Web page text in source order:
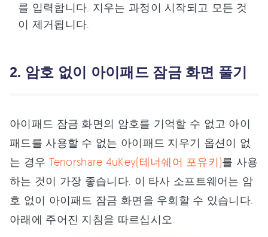
를 입력합니다. 지우는 과정이 시작되고 모든 것
이 제거됩니다.
2. 암호 없이 아이패드 잠금 화면 풀기
아이패드 잠금 화면의 암호를 기억할 수 없고 아이
패드를 사용할 수 없는 아이패드 지우기 옵션이 없
는 경우 Tenorshare 4uKey(테너쉐어 포유키)를 사용
하는 것이 가장 좋습니다. 이 타사 소프트웨어는 암
호 없이 아이패드 잠금 화면을 우회할 수 있습니다.
아래에 주어진 지침을 따르십시오.